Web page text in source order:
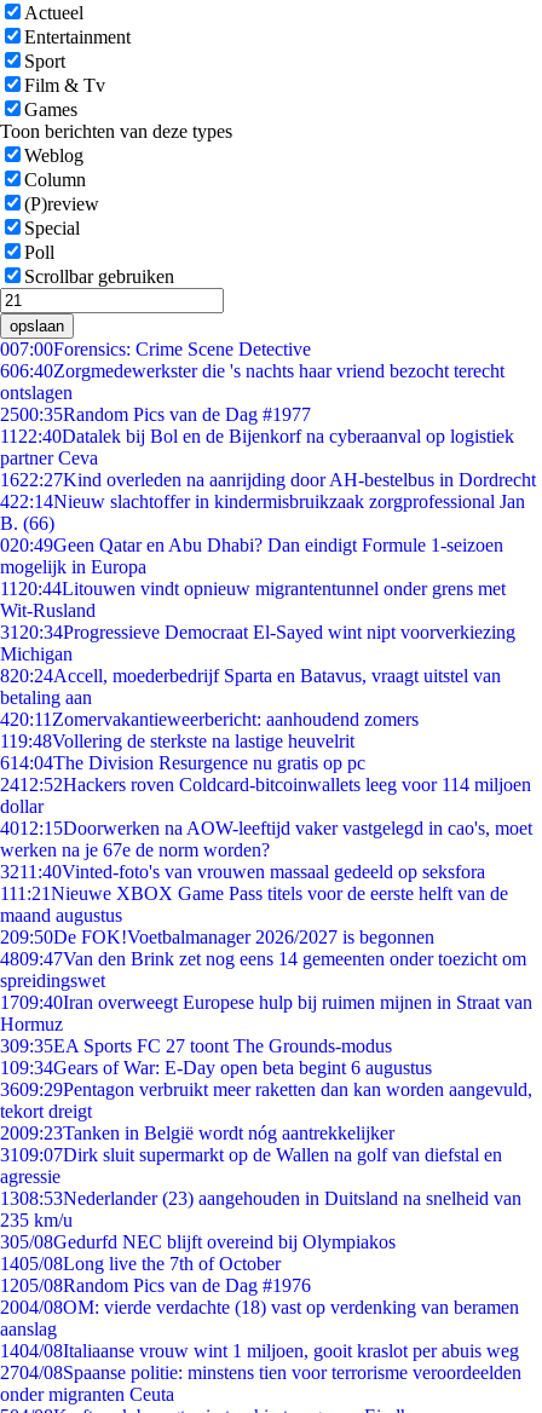
Actueel
Entertainment
Sport
Film & Tv
Games
Toon berichten van deze types
Weblog
Column
(P)review
Special
Poll
Scrollbar gebruiken
opslaan
007:00Forensics: Crime Scene Detective
606:40Zorgmedewerkster die 's nachts haar vriend bezocht terecht
ontslagen
2500:35Random Pics van de Dag #1977
11 22:40Datalek bij Bol en de Bijenkorf na cyberaanval op logistiek
partner Ceva
1622:27Kind overleden na aanrijding door AH-bestelbus in Dordrecht
422:14Nieuw slachtoffer in kindermisbruikzaak zorgprofessional Jan
B. (66)
020:49Geen Qatar en Abu Dhabi? Dan eindigt Formule 1-seizoen
mogelijk in Europa
11 20:44Litouwen vindt opnieuw migrantentunnel onder grens met
Wit-Rusland
31 20:34Progressieve Democraat El-Sayed wint nipt voorverkiezing
Michigan
820:24Accell, moederbedrijf Sparta en Batavus, vraagt uitstel van
betaling aan
420:11 Zomervakantieweerbericht: aanhoudend zomers
119:48Vollering de sterkste na lastige heuvelrit
614:04The Division Resurgence nu gratis op pc
2412:52Hackers roven Coldcard-bitcoinwallets leeg voor 114 miljoen
dollar
4012:15Doorwerken na AOW-leeftijd vaker vastgelegd in cao's, moet
werken na je 67e de norm worden?
3211:40Vinted-foto's van vrouwen massaal gedeeld op seksfora
111:21Nieuwe XBOX Game Pass titels voor de eerste helft van de
maand augustus
209:50De FOK!Voetbalmanager 2026/2027 is begonnen
4809:47Van den Brink zet nog eens 14 gemeenten onder toezicht om
spreidingswet
1709:40Iran overweegt Europese hulp bij ruimen mijnen in Straat van
Hormuz
309:35EA Sports FC 27 toont The Grounds-modus
109:34Gears of War: E-Day open beta begint 6 augustus
3609:29Pentagon verbruikt meer raketten dan kan worden aangevuld,
tekort dreigt
2009:23Tanken in België wordt nóg aantrekkelijker
3109:07Dirk sluit supermarkt op de Wallen na golf van diefstal en
agressie
1308:53Nederlander (23) aangehouden in Duitsland na snelheid van
235 km/u
305/08Gedurfd NEC blijft overeind bij Olympiakos
1405/08Long live the 7th of October
1205/08Random Pics van de Dag #1976
2004/08OM: vierde verdachte (18) vast op verdenking van beramen
aanslag
1404/08Italiaanse vrouw wint 1 miljoen, gooit kraslot per abuis weg
2704/08Spaanse politie: minstens tien voor terrorisme veroordeelden
onder migranten Ceuta